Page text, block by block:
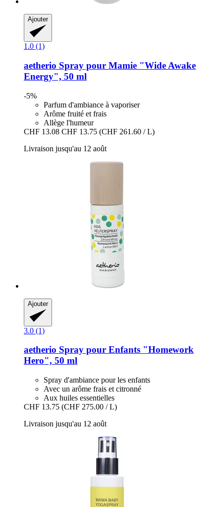
Ajouter
1.0 (1)
aetherio Spray pour Mamie "Wide Awake
Energy", 50 ml
-5%
Parfum d'ambiance à vaporiser
Arôme fruité et frais
Allège l'humeur
CHF 13.08 CHF 13.75 (CHF 261.60 / L)
Livraison jusqu'au 12 août
Ajouter
3.0 (1)
aetherio Spray pour Enfants "Homework
Hero", 50 ml
Spray d'ambiance pour les enfants
Avec un arôme frais et citronné
Aux huiles essentielles
CHF 13.75 (CHF 275.00 / L)
Livraison jusqu'au 12 août